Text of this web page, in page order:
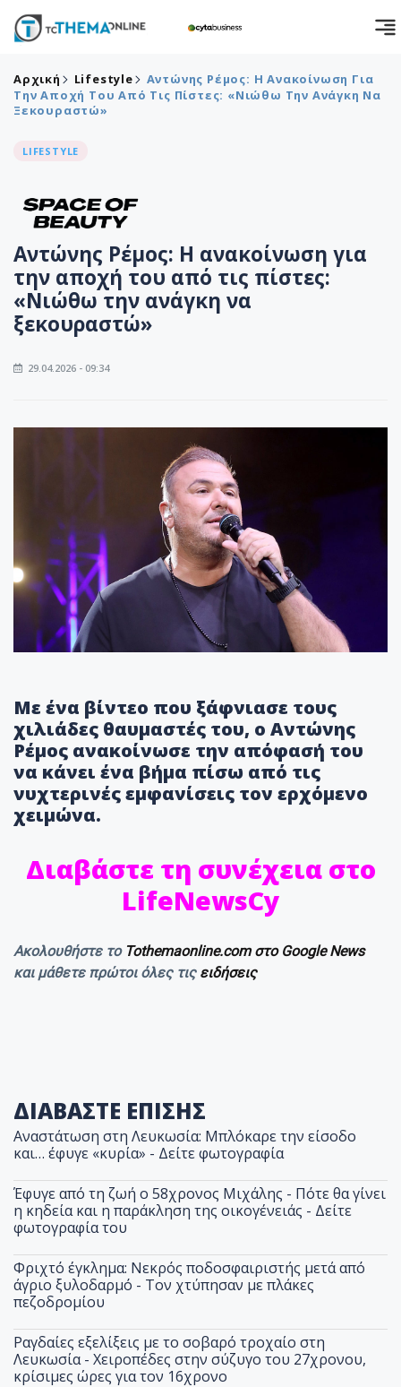
Αρχική Lifestyle
Αντώνης Ρέμος: Η Ανακοίνωση Για
Την Αποχή Του Από Τις Πίστες: «Νιώθω Την Ανάγκη Να
Ξεκουραστώ»
LIFESTYLE
Αντώνης Ρέμος: Η ανακοίνωση για
την αποχή του από τις πίστες:
«Νιώθω την ανάγκη να
ξεκουραστώ»
29.04.2026 - 09:34
Με ένα βίντεο που ξάφνιασε τους
χιλιάδες θαυμαστές του, ο Αντώνης
Ρέμος ανακοίνωσε την απόφασή του
να κάνει ένα βήμα πίσω από τις
νυχτερινές εμφανίσεις τον ερχόμενο
χειμώνα.
Διαβάστε τη συνέχεια στο
LifeNewsCy
Ακολουθήστε το Tothemaonline.com στο Google News
και μάθετε πρώτοι όλες τις ειδήσεις
ΔΙΑΒΑΣΤΕ ΕΠΙΣΗΣ
Αναστάτωση στη Λευκωσία: Μπλόκαρε την είσοδο
και… έφυγε «κυρία» - Δείτε φωτογραφία
Έφυγε από τη ζωή ο 58χρονος Μιχάλης - Πότε θα γίνει
η κηδεία και η παράκληση της οικογένειάς - Δείτε
φωτογραφία του
Φριχτό έγκλημα: Νεκρός ποδοσφαιριστής μετά από
άγριο ξυλοδαρμό - Τον χτύπησαν με πλάκες
πεζοδρομίου
Ραγδαίες εξελίξεις με το σοβαρό τροχαίο στη
Λευκωσία - Χειροπέδες στην σύζυγο του 27χρονου,
κρίσιμες ώρες για τον 16χρονο